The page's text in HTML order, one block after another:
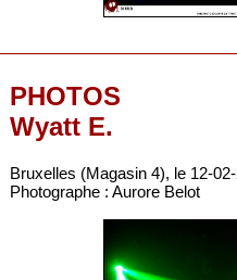
PHOTOS
Wyatt E.
Bruxelles (Magasin 4), le 12-
Photographe : Aurore Belot